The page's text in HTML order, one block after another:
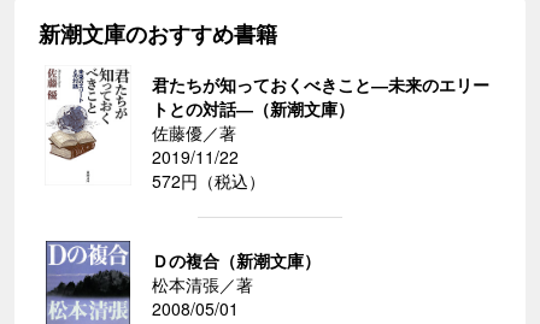
新潮文庫のおすすめ書籍
君たちが知っておくべきこと―未来のエリー
トとの対話―（新潮文庫）
佐藤優／著
2019/11/22
572円（税込）
Ｄの複合（新潮文庫）
松本清張／著
2008/05/01